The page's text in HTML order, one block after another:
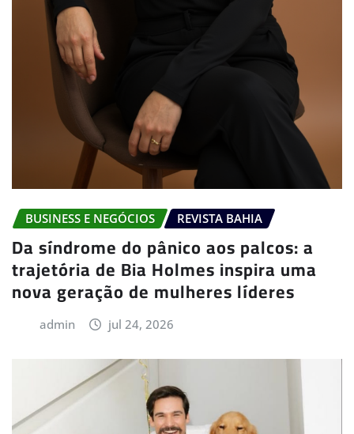
BUSINESS E NEGÓCIOS REVISTA BAHIA
Da síndrome do pânico aos palcos: a
trajetória de Bia Holmes inspira uma
nova geração de mulheres líderes
admin jul 24, 2026